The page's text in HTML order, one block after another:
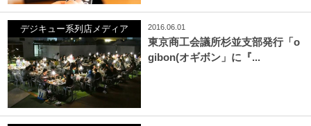
デジキュー系列店メディア 2016.06.01
東京商工会議所杉並支部発行「o
gibon(オギボン」に『...